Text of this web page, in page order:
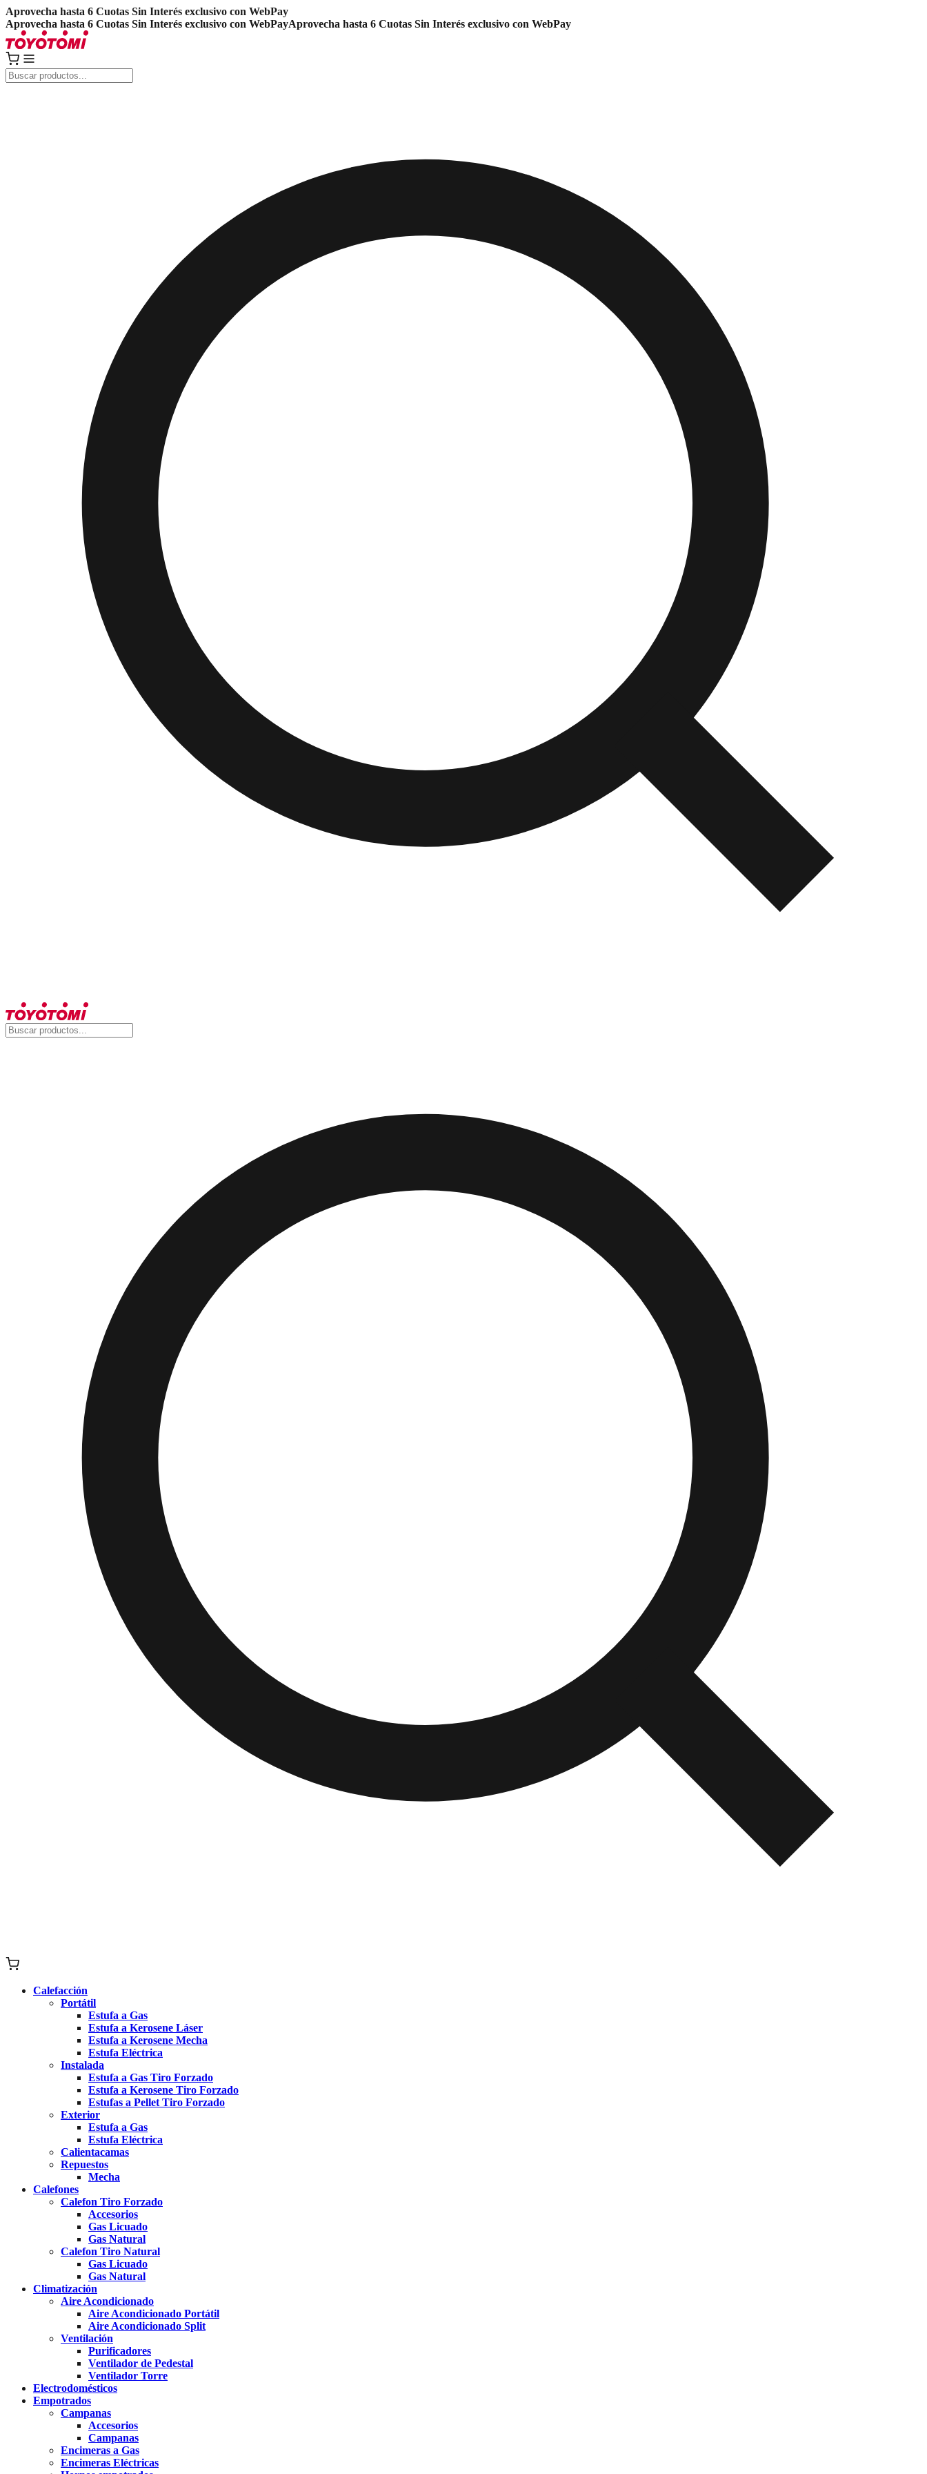
Aprovecha hasta 6 Cuotas Sin Interés exclusivo con WebPay
Aprovecha hasta 6 Cuotas Sin Interés exclusivo con WebPayAprovecha hasta 6 Cuotas Sin Interés exclusivo con WebPay
Calefacción
Portátil
Estufa a Gas
Estufa a Kerosene Láser
Estufa a Kerosene Mecha
Estufa Eléctrica
Instalada
Estufa a Gas Tiro Forzado
Estufa a Kerosene Tiro Forzado
Estufas a Pellet Tiro Forzado
Exterior
Estufa a Gas
Estufa Eléctrica
Calientacamas
Repuestos
Mecha
Calefones
Calefon Tiro Forzado
Accesorios
Gas Licuado
Gas Natural
Calefon Tiro Natural
Gas Licuado
Gas Natural
Climatización
Aire Acondicionado
Aire Acondicionado Portátil
Aire Acondicionado Split
Ventilación
Purificadores
Ventilador de Pedestal
Ventilador Torre
Electrodomésticos
Empotrados
Campanas
Accesorios
Campanas
Encimeras a Gas
Encimeras Eléctricas